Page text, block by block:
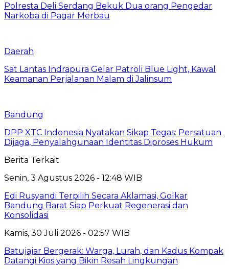
Polresta Deli Serdang Bekuk Dua orang Pengedar
Narkoba di Pagar Merbau
Daerah
Sat Lantas Indrapura Gelar Patroli Blue Light, Kawal
Keamanan Perjalanan Malam di Jalinsum
Bandung
DPP XTC Indonesia Nyatakan Sikap Tegas: Persatuan
Dijaga, Penyalahgunaan Identitas Diproses Hukum
Berita Terkait
Senin, 3 Agustus 2026 - 12:48 WIB
Edi Rusyandi Terpilih Secara Aklamasi, Golkar
Bandung Barat Siap Perkuat Regenerasi dan
Konsolidasi
Kamis, 30 Juli 2026 - 02:57 WIB
Batujajar Bergerak: Warga, Lurah, dan Kadus Kompak
Datangi Kios yang Bikin Resah Lingkungan